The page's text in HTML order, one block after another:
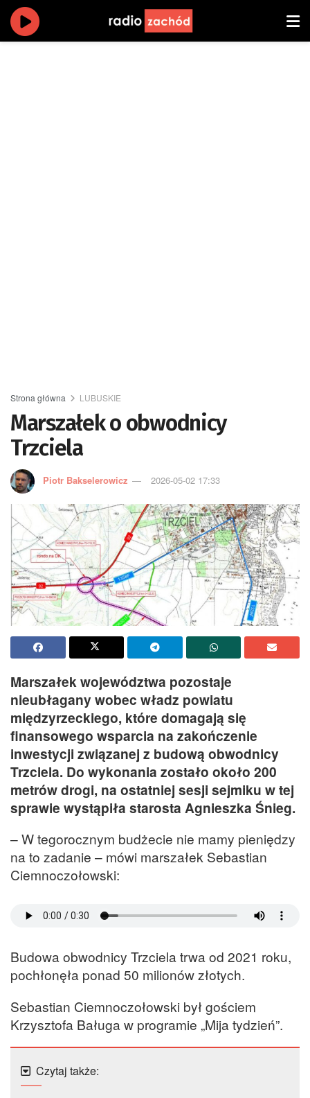
Strona główna LUBUSKIE
Marszałek o obwodnicy
Trzciela
Piotr Bakselerowicz 2026-05-02 17:33
Marszałek województwa pozostaje
nieubłagany wobec władz powiatu
międzyrzeckiego, które domagają się
finansowego wsparcia na zakończenie
inwestycji związanej z budową obwodnicy
Trzciela. Do wykonania zostało około 200
metrów drogi, na ostatniej sesji sejmiku w tej
sprawie wystąpiła starosta Agnieszka Śnieg.
– W tegorocznym budżecie nie mamy pieniędzy
na to zadanie – mówi marszałek Sebastian
Ciemnoczołowski:
Budowa obwodnicy Trzciela trwa od 2021 roku,
pochłonęła ponad 50 milionów złotych.
Sebastian Ciemnoczołowski był gościem
Krzysztofa Baługa w programie „Mija tydzień”.
Czytaj także: